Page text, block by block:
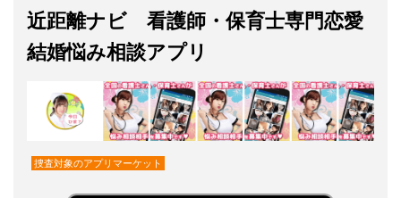
近距離ナビ 看護師・保育士専門恋愛
結婚悩み相談アプリ
捜査対象のアプリマーケット